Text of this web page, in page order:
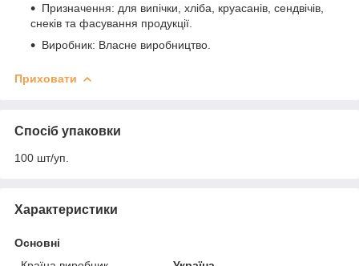
Призначення: для випічки, хліба, круасанів, сендвічів,
снеків та фасування продукції.
Виробник: Власне виробництво.
Приховати
Спосіб упаковки
100 шт/уп.
Характеристики
Основні